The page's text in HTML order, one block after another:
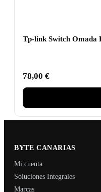
Tp-link Switch Omada
78,00 €
BYTE CANARIAS
Mi cuenta
Soluciones Integrales
Marcas